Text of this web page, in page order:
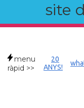
site
menu
ràpid >>
20
ANYS!